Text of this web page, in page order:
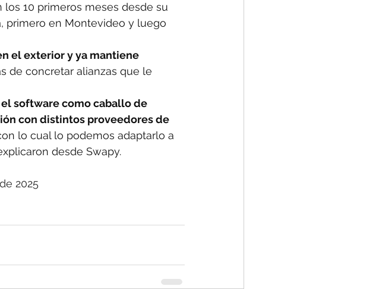
10 primeros meses desde su
primero en Montevideo y luego
el exterior y ya mantiene
de concretar alianzas que le
software como caballo de
con distintos proveedores de
lo cual lo podemos adaptarlo a
desde Swapy.
2025